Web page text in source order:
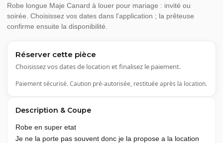
Robe longue Maje Canard à louer pour mariage : invité ou
soirée. Choisissez vos dates dans l'application ; la prêteuse
confirme ensuite la disponibilité.
Réserver cette pièce
Choisissez vos dates de location et finalisez le paiement.
Paiement sécurisé. Caution pré-autorisée, restituée après la location.
Description & Coupe
Robe en super etat
Je ne la porte pas souvent donc je la propose a la location